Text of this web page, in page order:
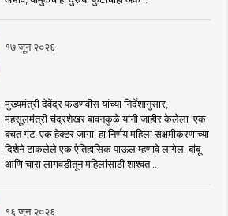
१७ जून २०२६
मुख्यमंत्री देवेंद्र फडणवीस यांच्या निर्देशानुसार,
महसूलमंत्री चंद्रशेखर बावनकुळे यांनी जाहीर केलेला ‘एक
बचत गट, एक हेक्टर जागा’ हा निर्णय महिला सक्षमीकरणाच्या
दिशेने टाकलेले एक ऐतिहासिक पाऊल म्हणावे लागेल. बांबू
आणि चारा लागवडीतून महिलांसाठी शाश्वत ..
१६ जून २०२६